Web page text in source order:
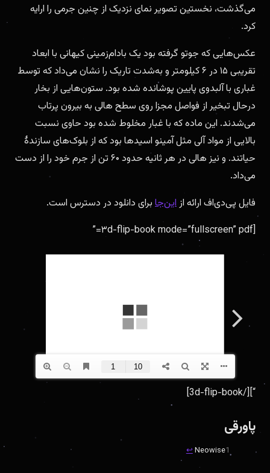
می‌گذشت، نخستین تصویر نمای نزدیک از چنین جرمی را ارایه
کرد.
عکس‌هایی که جوتو گرفته بود یک بادام‌زمینی کیهانی با ابعاد
تقریبی ۱۵ در ۶ کیلومتر و به‌شدت تاریک را نشان می‌داد که توسط
غباری با آلبدوی پایین پوشانده شده بود. ستون‌هایی از بخار
درحال تبخیر از فواصل مجزا روی سطح هالی به بیرون پرتاب
می‌شدند. این ماده که با غبار مخلوط شده بود حاوی نسبت
بالایی از مواد آلی مثل آمینو اسیدها بود که از بلوک‌های سازندهٔ
حیاتند. و نیز هالی در هر ثانیه حدود ۶۰ تن از جرم خود را از دست
می‌داد.
فایل پی‌دی‌اف ارائه از این‌جا برای دانلود در دسترس است.
[۳d-flip-book mode=”fullscreen” pdf=”
“][/3d-flip-book]
پاورقی
1
Neowise
↩︎